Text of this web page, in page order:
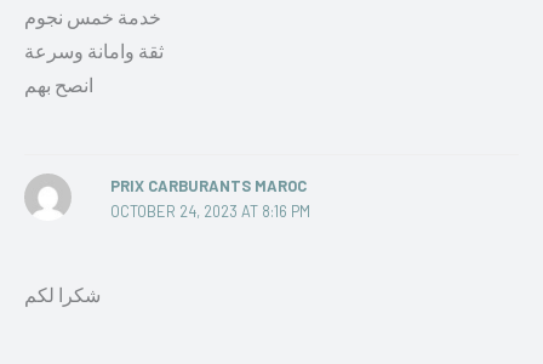
خدمة خمس نجوم
ثقة وامانة وسرعة
انصح بهم
PRIX CARBURANTS MAROC
OCTOBER 24, 2023 AT 8:16 PM
شكرا لكم